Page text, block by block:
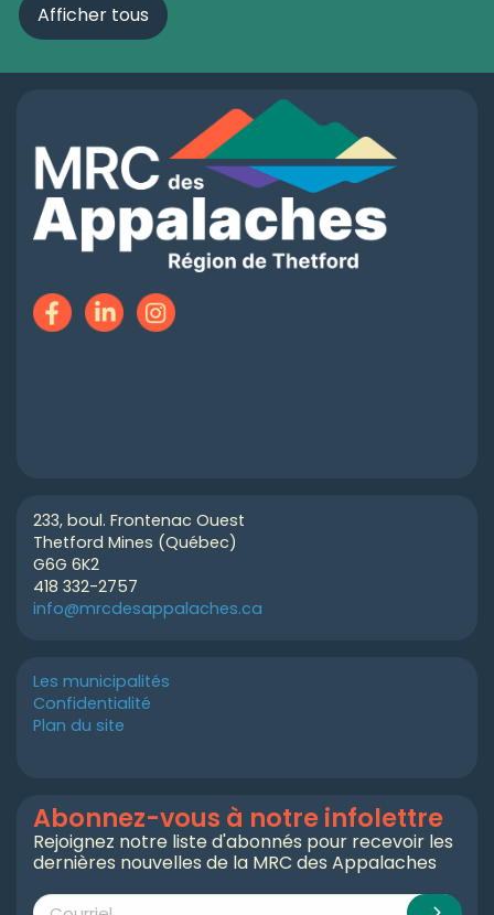
Afficher tous
233, boul. Frontenac Ouest
Thetford Mines (Québec)
G6G 6K2
418 332-2757
info@mrcdesappalaches.ca
Les municipalités
Confidentialité
Plan du site
Abonnez-vous à notre infolettre
Rejoignez notre liste d'abonnés pour recevoir les
dernières nouvelles de la MRC des Appalaches